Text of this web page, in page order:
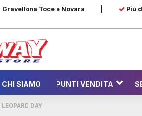
Gravellona Toce e Novara
Più
CHI SIAMO PUNTI VENDITA
LEOPARD DAY